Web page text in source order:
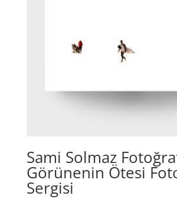
Sami Solmaz
Görünenin Ötesi
Sergisi